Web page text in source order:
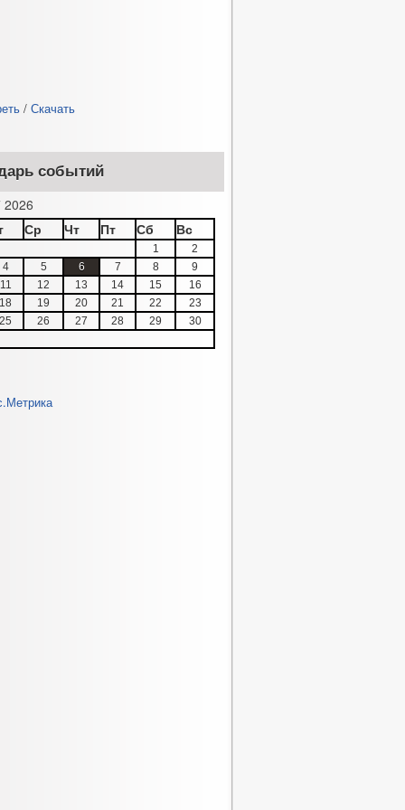
/ Скачать
событий
Ср Чт Пт Сб Вс
1
2
4
5 6 7 8
9
11
12 13 14 15
16
18
19 20 21 22
23
25
26 27 28 29 30